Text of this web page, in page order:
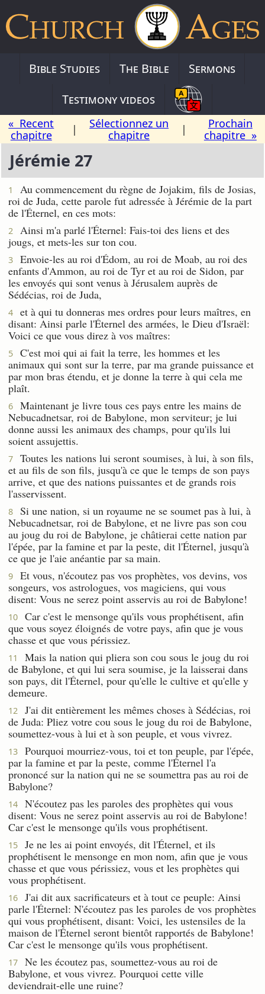
Bible Studies The Bible
Sermons
Testimony videos
« Recent
chapitre
|
Sélectionnez un
chapitre
|
Prochain
chapitre »
Jérémie 27
1
Au commencement du règne de Jojakim, fils de Josias,
roi de Juda, cette parole fut adressée à Jérémie de la part
de l'Éternel, en ces mots:
2
Ainsi m'a parlé l'Éternel: Fais-toi des liens et des
jougs, et mets-les sur ton cou.
3
Envoie-les au roi d'Édom, au roi de Moab, au roi des
enfants d'Ammon, au roi de Tyr et au roi de Sidon, par
les envoyés qui sont venus à Jérusalem auprès de
Sédécias, roi de Juda,
4
et à qui tu donneras mes ordres pour leurs maîtres, en
disant: Ainsi parle l'Éternel des armées, le Dieu d'Israël:
Voici ce que vous direz à vos maîtres:
5
C'est moi qui ai fait la terre, les hommes et les
animaux qui sont sur la terre, par ma grande puissance et
par mon bras étendu, et je donne la terre à qui cela me
plaît.
6
Maintenant je livre tous ces pays entre les mains de
Nebucadnetsar, roi de Babylone, mon serviteur; je lui
donne aussi les animaux des champs, pour qu'ils lui
soient assujettis.
7
Toutes les nations lui seront soumises, à lui, à son fils,
et au fils de son fils, jusqu'à ce que le temps de son pays
arrive, et que des nations puissantes et de grands rois
l'asservissent.
8
Si une nation, si un royaume ne se soumet pas à lui, à
Nebucadnetsar, roi de Babylone, et ne livre pas son cou
au joug du roi de Babylone, je châtierai cette nation par
l'épée, par la famine et par la peste, dit l'Éternel, jusqu'à
ce que je l'aie anéantie par sa main.
9
Et vous, n'écoutez pas vos prophètes, vos devins, vos
songeurs, vos astrologues, vos magiciens, qui vous
disent: Vous ne serez point asservis au roi de Babylone!
10
Car c'est le mensonge qu'ils vous prophétisent, afin
que vous soyez éloignés de votre pays, afin que je vous
chasse et que vous périssiez.
11
Mais la nation qui pliera son cou sous le joug du roi
de Babylone, et qui lui sera soumise, je la laisserai dans
son pays, dit l'Éternel, pour qu'elle le cultive et qu'elle y
demeure.
12
J'ai dit entièrement les mêmes choses à Sédécias, roi
de Juda: Pliez votre cou sous le joug du roi de Babylone,
soumettez-vous à lui et à son peuple, et vous vivrez.
13
Pourquoi mourriez-vous, toi et ton peuple, par l'épée,
par la famine et par la peste, comme l'Éternel l'a
prononcé sur la nation qui ne se soumettra pas au roi de
Babylone?
14
N'écoutez pas les paroles des prophètes qui vous
disent: Vous ne serez point asservis au roi de Babylone!
Car c'est le mensonge qu'ils vous prophétisent.
15
Je ne les ai point envoyés, dit l'Éternel, et ils
prophétisent le mensonge en mon nom, afin que je vous
chasse et que vous périssiez, vous et les prophètes qui
vous prophétisent.
16
J'ai dit aux sacrificateurs et à tout ce peuple: Ainsi
parle l'Éternel: N'écoutez pas les paroles de vos prophètes
qui vous prophétisent, disant: Voici, les ustensiles de la
maison de l'Éternel seront bientôt rapportés de Babylone!
Car c'est le mensonge qu'ils vous prophétisent.
17
Ne les écoutez pas, soumettez-vous au roi de
Babylone, et vous vivrez. Pourquoi cette ville
deviendrait-elle une ruine?